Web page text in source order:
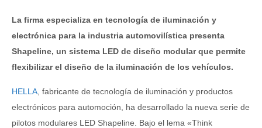
La firma especializa en tecnología de iluminación y
electrónica para la industria automovilística presenta
Shapeline, un sistema LED de diseño modular que permite
flexibilizar el diseño de la iluminación de los vehículos.
HELLA , fabricante de tecnología de iluminación y productos
electrónicos para automoción, ha desarrollado la nueva serie de
pilotos modulares LED Shapeline. Bajo el lema «Think